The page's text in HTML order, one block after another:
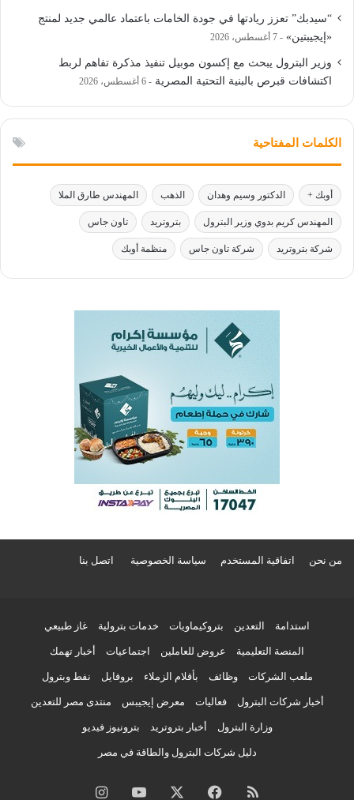
“سيدبك” تعزز ريادتها في جودة الخامات باعتماد عالمي جديد لمنتج
«إيجيبتين»
7 أغسطس، 2026
وزير البترول يبحث مع إكسون موبيل تنفيذ مذكرة تفاهم لربط
اكتشافات قبرص بالبنية التحتية المصرية
6 أغسطس، 2026
الكلمات المفتاحية
أوبك + الدكتور وسيم وهدان الذهب المهندس طارق الملا
المهندس كريم بدوي وزير البترول بتروتريد تاون جاس
شركة بتروتريد شركة تاون جاس منظمة أوبك
من نحن اتفاقية المستخدم سياسة الخصوصية اتصل بنا
استدامة التعدين بتروكيماويات خدمات بترولية غاز طبيعي
المنصة التعليمية عروض للعاملين اجتماعيات أخبار تهمك
ملعب الشركات وظائف بأقلام الزملاء بروفايل نفط وبترول
أخبار شركات البترول فعاليات معرض إيجيبس منتدى مصر للتعدين
وزارة البترول أخبار بتروتريد بترونيوز فيديو
دليل شركات البترول والطاقة في مصر
ملخصفيسبوك ‫YouTubeانستقرام